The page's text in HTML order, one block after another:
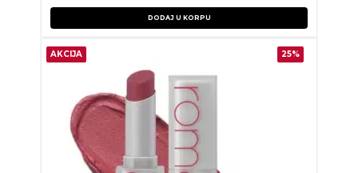
DODAJ U KORPU
AKCIJA 25%